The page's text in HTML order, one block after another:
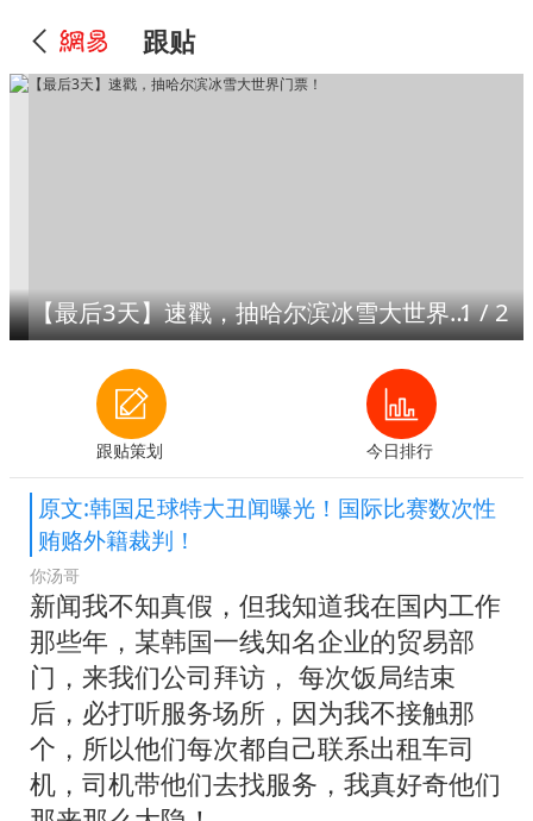
跟贴
【最后3天】速戳，抽哈尔滨冰雪大世界门票！1/2
跟贴策划 今日排行
原文:韩国足球特大丑闻曝光！国际比赛数次性
贿赂外籍裁判！
你汤哥
新闻我不知真假，但我知道我在国内工作
那些年，某韩国一线知名企业的贸易部
门，来我们公司拜访， 每次饭局结束
后，必打听服务场所，因为我不接触那
个，所以他们每次都自己联系出租车司
机，司机带他们去找服务，我真好奇他们